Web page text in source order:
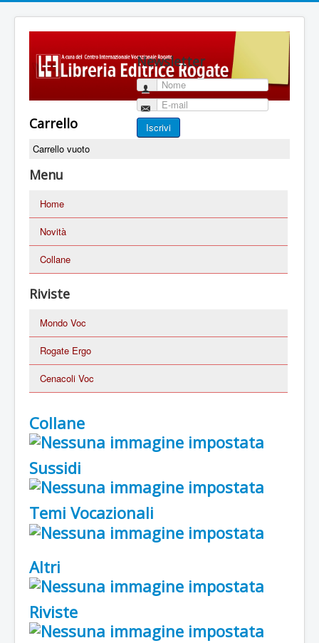
Newsletter
Nome
E-mail
Iscrivi
Carrello
Carrello vuoto
Menu
Home
Novità
Collane
Riviste
Mondo Voc
Rogate Ergo
Cenacoli Voc
Collane
Sussidi
Temi Vocazionali
Altri
Riviste